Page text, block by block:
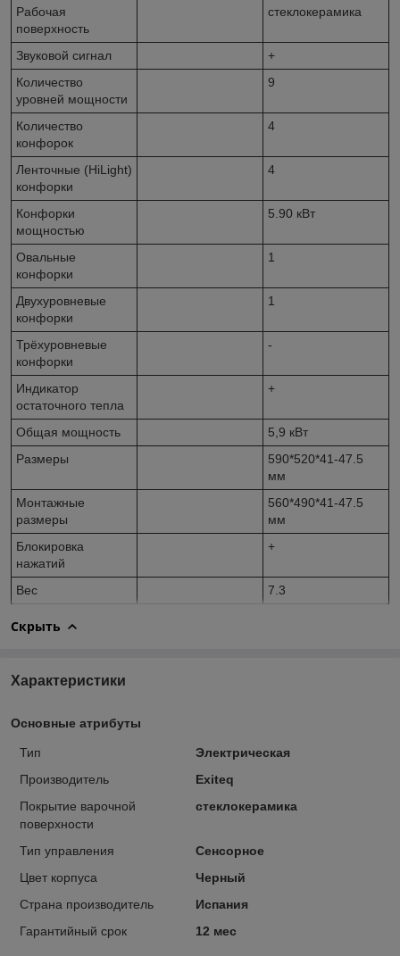
Рабочая
поверхность
стеклокерамика
Звуковой сигнал
+
Количество
уровней мощности
9
Количество
конфорок
4
Ленточные (HiLight)
конфорки
4
Конфорки
мощностью
5.90 кВт
Овальные
конфорки
1
Двухуровневые
конфорки
1
Трёхуровневые
конфорки
-
Индикатор
остаточного тепла
+
Общая мощность
5,9 кВт
Размеры
590*520*41-47.5
мм
Монтажные
размеры
560*490*41-47.5
мм
Блокировка
нажатий
+
Вес 7.3
Скрыть
Характеристики
Основные атрибуты
Тип
Электрическая
Производитель
Exiteq
Покрытие варочной
поверхности
стеклокерамика
Тип управления
Сенсорное
Цвет корпуса
Черный
Страна производитель
Испания
Гарантийный срок
12 мес